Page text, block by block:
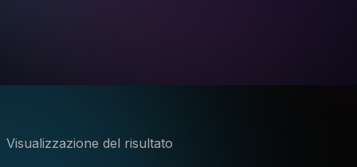
Visualizzazione del risultato